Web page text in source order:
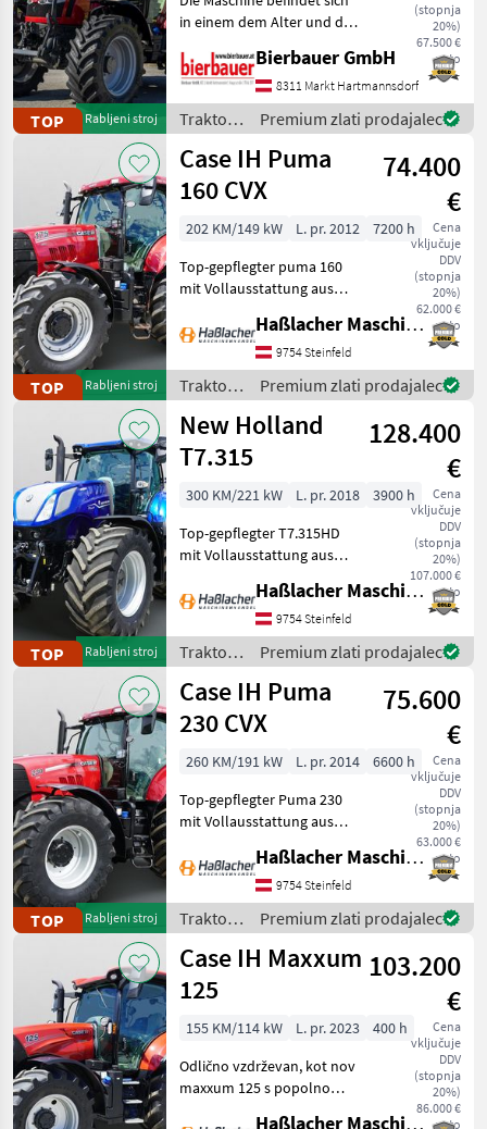
TOP Rabljeni stroj
(stopnja
20%)
67.500 €
neto
in einem dem Alter und der
Zustand und kann nach
telefonischer Vereinbarung
gerne vor Ort besichtigt
und geprüft we
Bierbauer GmbH
8311 Markt Hartmannsdorf
Traktor /
Massey
Ferguson
Premium zlati prodajalec
TOP Rabljeni stroj
Case IH Puma
160 CVX
74.400
€
Cena
vključuje
DDV
(stopnja
20%)
62.000 €
neto
202 KM/149 kW L. pr. 2012
7200 h
Top-gepflegter puma 160
mit Vollausstattung aus
Lohnunternehmer – nur
am eigenen Betrieb
gelaufen. Durchgehend
gewartet, einsatzbereit,
aufbereitet
Haßlacher Maschinenhandel
9754 Steinfeld
Traktor /
Case IH
Premium zlati prodajalec
TOP Rabljeni stroj
New Holland
T7.315
128.400
€
Cena
vključuje
DDV
(stopnja
20%)
107.000 €
neto
300 KM/221 kW L. pr. 2018
3900 h
Top-gepflegter T7.315HD
mit Vollausstattung aus
Lohnunternehmer – nur
am eigenen Betrieb
gelaufen. Durchgehend
gewartet, einsatzbereit,
aufbereitet
Haßlacher Maschinenhandel
9754 Steinfeld
Traktor /
New
Holland
Premium zlati prodajalec
TOP Rabljeni stroj
Case IH Puma
230 CVX
75.600
€
Cena
vključuje
DDV
(stopnja
20%)
63.000 €
neto
260 KM/191 kW L. pr. 2014
6600 h
Top-gepflegter Puma 230
mit Vollausstattung aus
Lohnunternehmer – nur
am eigenen Betrieb
gelaufen. Durchgehend
gewartet, einsatzbereit,
aufbereitet
Haßlacher Maschinenhandel
9754 Steinfeld
Traktor /
Case IH
Premium zlati prodajalec
Case IH Maxxum
125
103.200
€
Cena
vključuje
DDV
(stopnja
20%)
86.000 €
neto
155 KM/114 kW L. pr. 2023
400 h
Odlično vzdrževan, kot nov
maxxum 125 s popolno
Haßlacher Maschinenhandel